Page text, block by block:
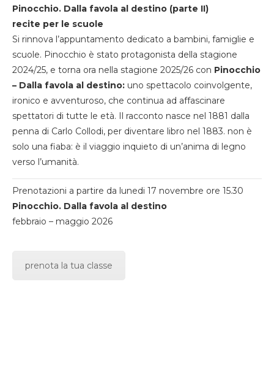
Pinocchio. Dalla favola al destino (parte II)
recite per le scuole
Si rinnova l’appuntamento dedicato a bambini, famiglie e
scuole. Pinocchio è stato protagonista della stagione
2024/25, e torna ora nella stagione 2025/26 con Pinocchio
– Dalla favola al destino: uno spettacolo coinvolgente,
ironico e avventuroso, che continua ad affascinare
spettatori di tutte le età. Il racconto nasce nel 1881 dalla
penna di Carlo Collodi, per diventare libro nel 1883. non è
solo una fiaba: è il viaggio inquieto di un’anima di legno
verso l’umanità.
Prenotazioni a partire da lunedi 17 novembre ore 15.30
Pinocchio. Dalla favola al destino
febbraio – maggio 2026
prenota la tua classe